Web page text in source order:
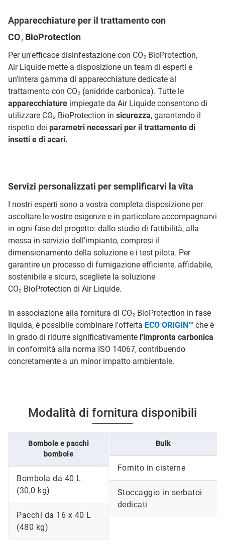
Apparecchiature per il trattamento con
CO₂ BioProtection
Per un'efficace disinfestazione con CO₂ BioProtection,
Air Liquide mette a disposizione un team di esperti e
un'intera gamma di apparecchiature dedicate al
trattamento con CO₂ (anidride carbonica). Tutte le
apparecchiature impiegate da Air Liquide consentono di
utilizzare CO₂ BioProtection in sicurezza, garantendo il
rispetto dei parametri necessari per il trattamento di
insetti e di acari.
Servizi personalizzati per semplificarvi la vita
I nostri esperti sono a vostra completa disposizione per
ascoltare le vostre esigenze e in particolare accompagnarvi
in ogni fase del progetto: dallo studio di fattibilità, alla
messa in servizio dell’impianto, compresi il
dimensionamento della soluzione e i test pilota. Per
garantire un processo di fumigazione efficiente, affidabile,
sostenibile e sicuro, scegliete la soluzione
CO₂ BioProtection di Air Liquide.
In associazione alla fornitura di CO₂ BioProtection in fase
liquida, è possibile combinare l'offerta ECO ORIGIN™ che è
in grado di ridurre significativamente l'impronta carbonica
in conformità alla norma ISO 14067, contribuendo
concretamente a un minor impatto ambientale.
Modalità di fornitura disponibili
Bombole e pacchi
bombole
Bombola da 40 L
(30,0 kg)
Pacchi da 16 x 40 L
(480 kg)
Bulk
Fornito in cisterne
Stoccaggio in serbatoi
dedicati